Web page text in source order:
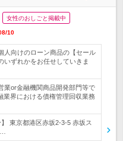
女性のおしごと掲載中
10
人向けのローン商品の【セール
いずれかをお任せしていきま
業or金融機関商品開発部門等で
業界における債権管理回収業務
東京都港区赤坂2-3-5 赤坂ス